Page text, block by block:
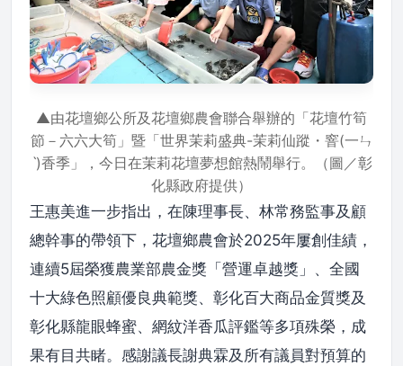
▲由花壇鄉公所及花壇鄉農會聯合舉辦的「花壇竹筍
節－六六大筍」暨「世界茉莉盛典-茉莉仙蹤・窨(一ㄣ
ˋ)香季」，今日在茉莉花壇夢想館熱鬧舉行。（圖／彰
化縣政府提供）
王惠美進一步指出，在陳理事長、林常務監事及顧
總幹事的帶領下，花壇鄉農會於2025年屢創佳績，
連續5屆榮獲農業部農金獎「營運卓越獎」、全國
十大綠色照顧優良典範獎、彰化百大商品金質獎及
彰化縣龍眼蜂蜜、網紋洋香瓜評鑑等多項殊榮，成
果有目共睹。感謝議長謝典霖及所有議員對預算的